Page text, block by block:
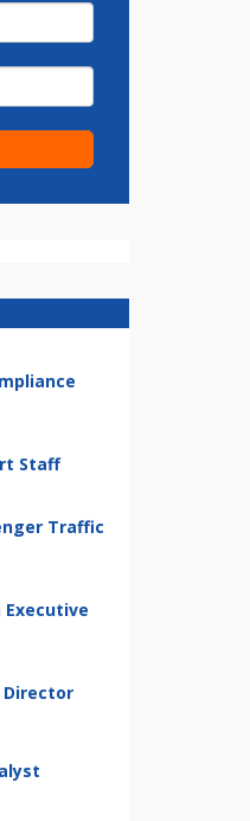
Staff
Traffic
Executive
Director